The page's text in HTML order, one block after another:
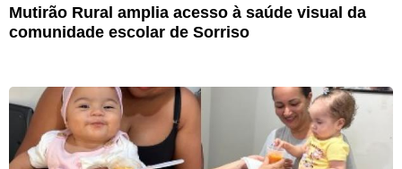
Mutirão Rural amplia acesso à saúde visual da
comunidade escolar de Sorriso